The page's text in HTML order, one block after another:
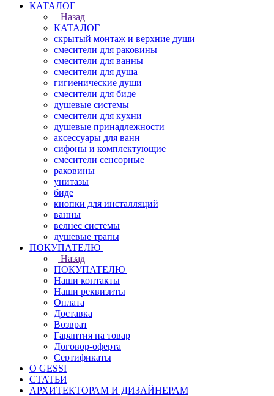
КАТАЛОГ
Назад
КАТАЛОГ
скрытый монтаж и верхние души
смесители для раковины
смесители для ванны
смесители для душа
гигиенические души
смесители для биде
душевые системы
смесители для кухни
душевые принадлежности
аксессуары для ванн
сифоны и комплектующие
смесители сенсорные
раковины
унитазы
биде
кнопки для инсталляций
ванны
велнес системы
душевые трапы
ПОКУПАТЕЛЮ
Назад
ПОКУПАТЕЛЮ
Наши контакты
Наши реквизиты
Оплата
Доставка
Возврат
Гарантия на товар
Договор-оферта
Сертификаты
О GESSI
СТАТЬИ
АРХИТЕКТОРАМ И ДИЗАЙНЕРАМ